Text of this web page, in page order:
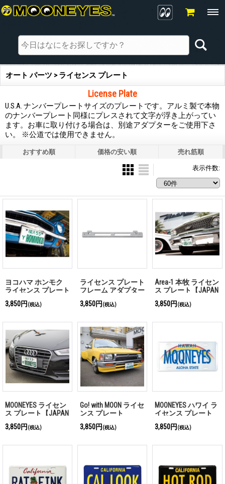
オート パーツ > ライセンス プレート
License Plate
U.S.A. ナンバープレートサイズのプレートです。アルミ製で本物
のナンバープレート同様にプレスされて文字が浮き上がってい
ます。お車に取り付ける場合は、別途アダプターをご使用下さ
い。 ※公道では使用できません。
おすすめ順 価格の安い順 売れ筋順
表示件数:
ヨコハマ ホンモク
ライセンス プレート
3,850円 (税込)
ライセンス プレート
フレーム アダプター
3,850円 (税込)
Area-1 本牧 ライセン
ス プレート【JAPAN
3,850円 (税込)
MOONEYES ライセン
ス プレート【JAPAN
3,850円 (税込)
Go! with MOON ライセ
ンス プレート
3,850円 (税込)
MOONEYES ハワイ ラ
イセンス プレート
3,850円 (税込)